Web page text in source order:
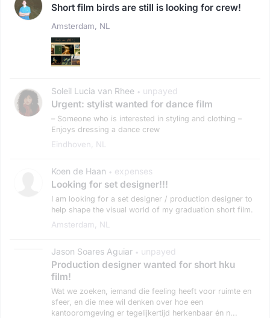
Short film birds are still is looking for crew!
Amsterdam, NL
Soleil Lucia van Rhee • unpayed
Urgent: stylist wanted for dance film
– Someone who is interested in styling and clothing –
Enjoys dressing a dance crew
Eindhoven, NL
Koen de Haan • expenses
Looking for set designer!!!
I am looking for a set designer / production designer to
help shape the visual world of my graduation short film.
Amsterdam, NL
Jason Soares Aguiar • unpayed
Production designer wanted for short hku
film!
Wat we zoeken, iemand die feeling heeft voor ruimte en
sfeer, en die mee wil denken over hoe een
kantooromgeving er tegelijkertijd herkenbaar én n...